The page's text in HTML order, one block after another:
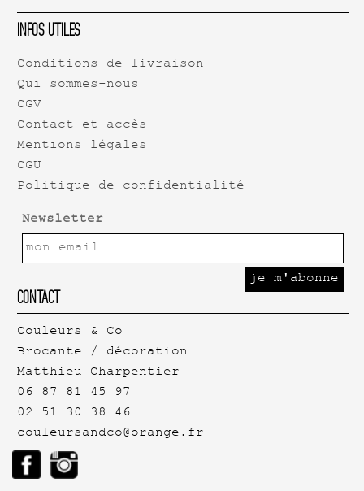
Infos Utiles
Conditions de livraison
Qui sommes-nous
CGV
Contact et accès
Mentions légales
CGU
Politique de confidentialité
Newsletter
Contact
Couleurs & Co
Brocante / décoration
Matthieu Charpentier
06 87 81 45 97
02 51 30 38 46
couleursandco@orange.fr